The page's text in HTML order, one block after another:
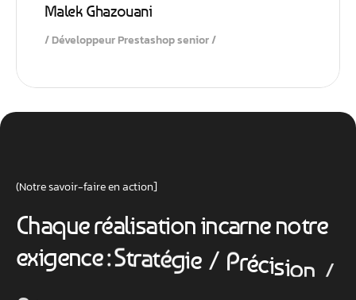
Malek Ghazouani
Développeur Prestashop senior
(Notre savoir-faire en action]
Chaqueréalisationincarne notre
exigence:Stratégie / Précisi
/